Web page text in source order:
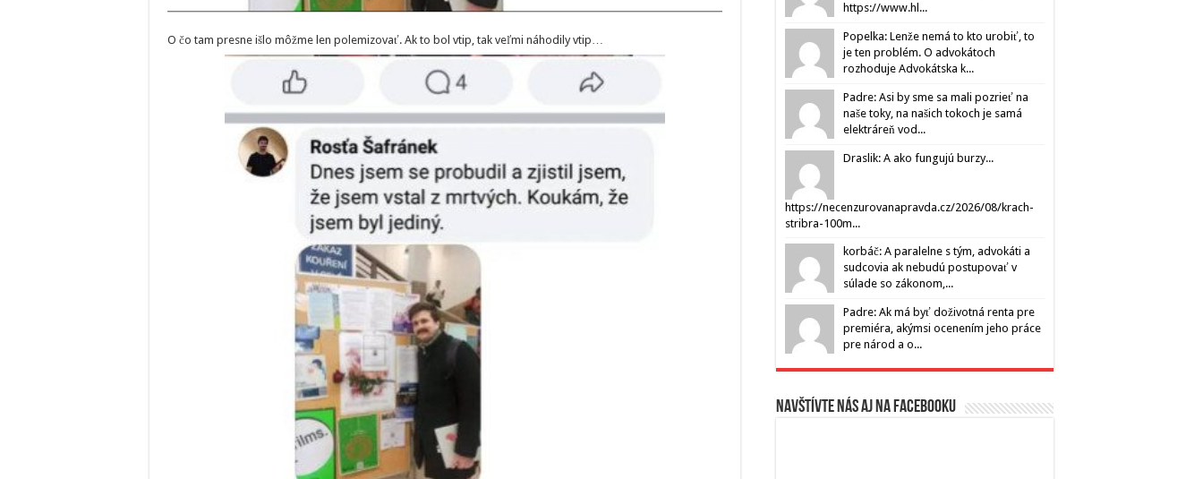
O čo tam presne išlo môžme len polemizovať. Ak to bol vtip, tak veľmi náhodily vtip…
https://www.hl...
Popelka: Lenže nemá to kto urobiť, to
je ten problém. O advokátoch
rozhoduje Advokátska k...
Padre: Asi by sme sa mali pozrieť na
naše toky, na našich tokoch je samá
elektráreň vod...
Draslik: A ako fungujú burzy...
https://necenzurovanapravda.cz/2026/08/krach-
stribra-100m...
korbáč: A paralelne s tým, advokáti a
sudcovia ak nebudú postupovať v
súlade so zákonom,...
Padre: Ak má byť doživotná renta pre
premiéra, akýmsi ocenením jeho práce
pre národ a o...
Navštívte nás aj na Facebooku